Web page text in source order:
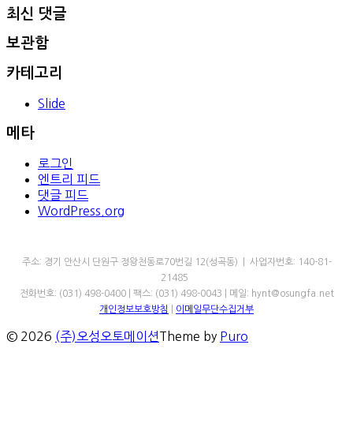
최신 댓글
보관함
카테고리
Slide
메타
로그인
엔트리 피드
댓글 피드
WordPress.org
주소: 경기 안산시 단원구 정왕천동로70번길 12(성곡동) | 사업자번호: 140-81-
21485
전화번호: (031) 498-0400 | 팩스: (031) 498-0043 | 메일: hynt@osungfa.net
개인정보보호방침
이메일무단수집거부
© 2026 (주)오성오토메이션Theme by Puro